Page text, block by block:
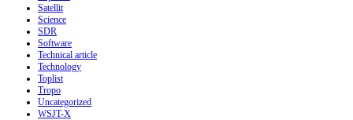
Satellit
Science
SDR
Software
Technical article
Technology
Toplist
Tropo
Uncategorized
WSJT-X